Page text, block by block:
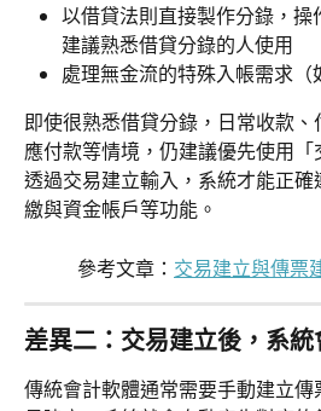
以借貸法則直接製作分錄，操
建議熟悉借貸分錄的人使用
處理無金流的特殊入帳需求（
即使很熟悉借貸分錄，日常收款、
應付款等情境，仍建議優先使用「
透過交易建立輸入，系統才能正
繳與資金帳戶等功能。
參考文章： 交易建立與傳票
差異二：交易建立後，系
傳統會計軟體通常需要手動建立